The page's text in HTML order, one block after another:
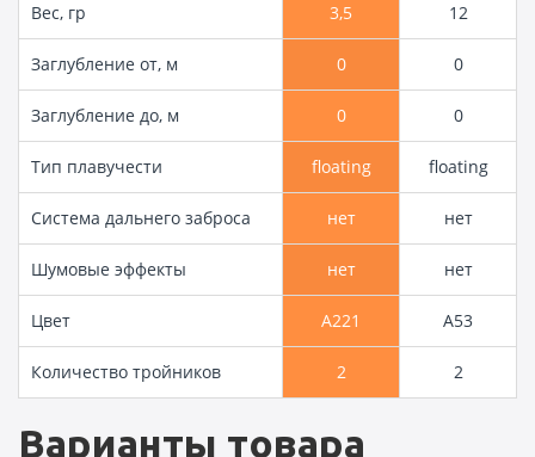
Вес, гр 3,5 12
Заглубление от, м 0 0
Заглубление до, м 0 0
Тип плавучести floating floating
Система дальнего заброса нет нет
Шумовые эффекты нет нет
Цвет A221 A53
Количество тройников 2 2
Варианты товара